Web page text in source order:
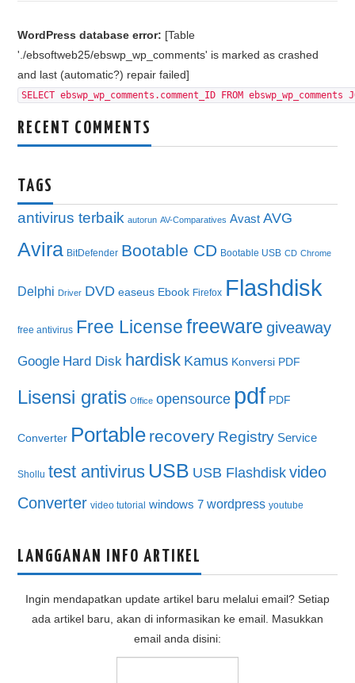
WordPress database error: [Table
'./ebsoftweb25/ebswp_wp_comments' is marked as crashed
and last (automatic?) repair failed]
SELECT ebswp_wp_comments.comment_ID FROM
RECENT COMMENTS
TAGS
antivirus terbaik autorun AV-Comparatives Avast AVG
Avira BitDefender Bootable CD Bootable USB CD Chrome
Delphi Driver DVD easeus Ebook Firefox Flashdisk
free antivirus Free License freeware giveaway
Google Hard Disk hardisk Kamus Konversi PDF
Lisensi gratis Office opensource pdf PDF
Converter Portable recovery Registry Service
Shollu test antivirus USB USB Flashdisk video
Converter video tutorial windows 7 wordpress youtube
LANGGANAN INFO ARTIKEL
Ingin mendapatkan update artikel baru melalui email? Setiap
ada artikel baru, akan di informasikan ke email. Masukkan
email anda disini: